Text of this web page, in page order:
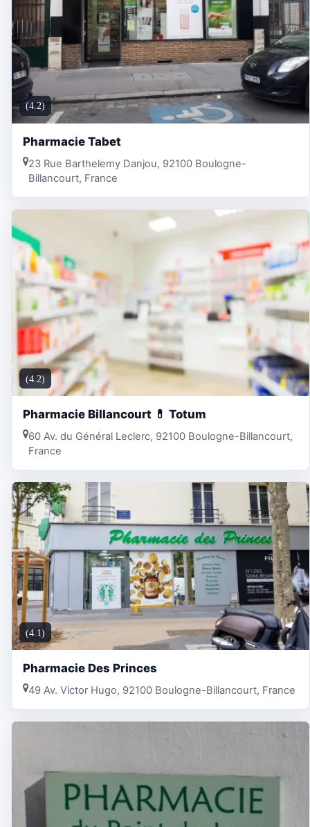
(4.2)
Pharmacie Tabet
23 Rue Barthelemy Danjou, 92100 Boulogne-
Billancourt, France
(4.2)
Pharmacie Billancourt 💊 Totum
60 Av. du Général Leclerc, 92100 Boulogne-Billancourt,
France
(4.1)
Pharmacie Des Princes
49 Av. Victor Hugo, 92100 Boulogne-Billancourt, France